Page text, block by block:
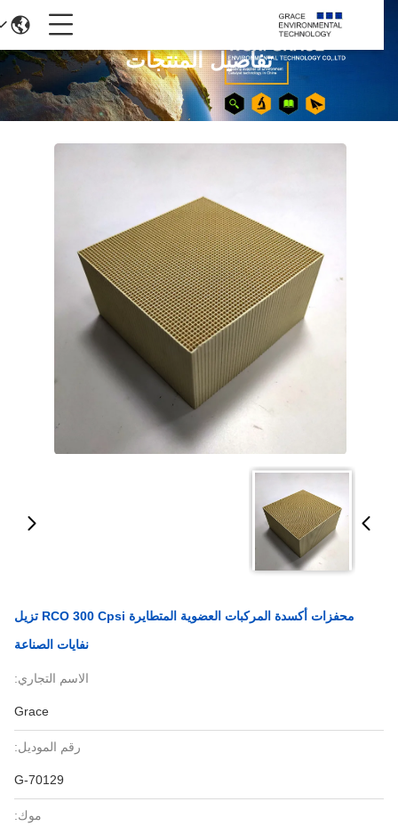
تفاصيل المنتجات
محفزات أكسدة المركبات العضوية المتطايرة RCO 300 Cpsi تزيل
نفايات الصناعة
الاسم التجاري:
Grace
رقم الموديل:
G-70129
موك: